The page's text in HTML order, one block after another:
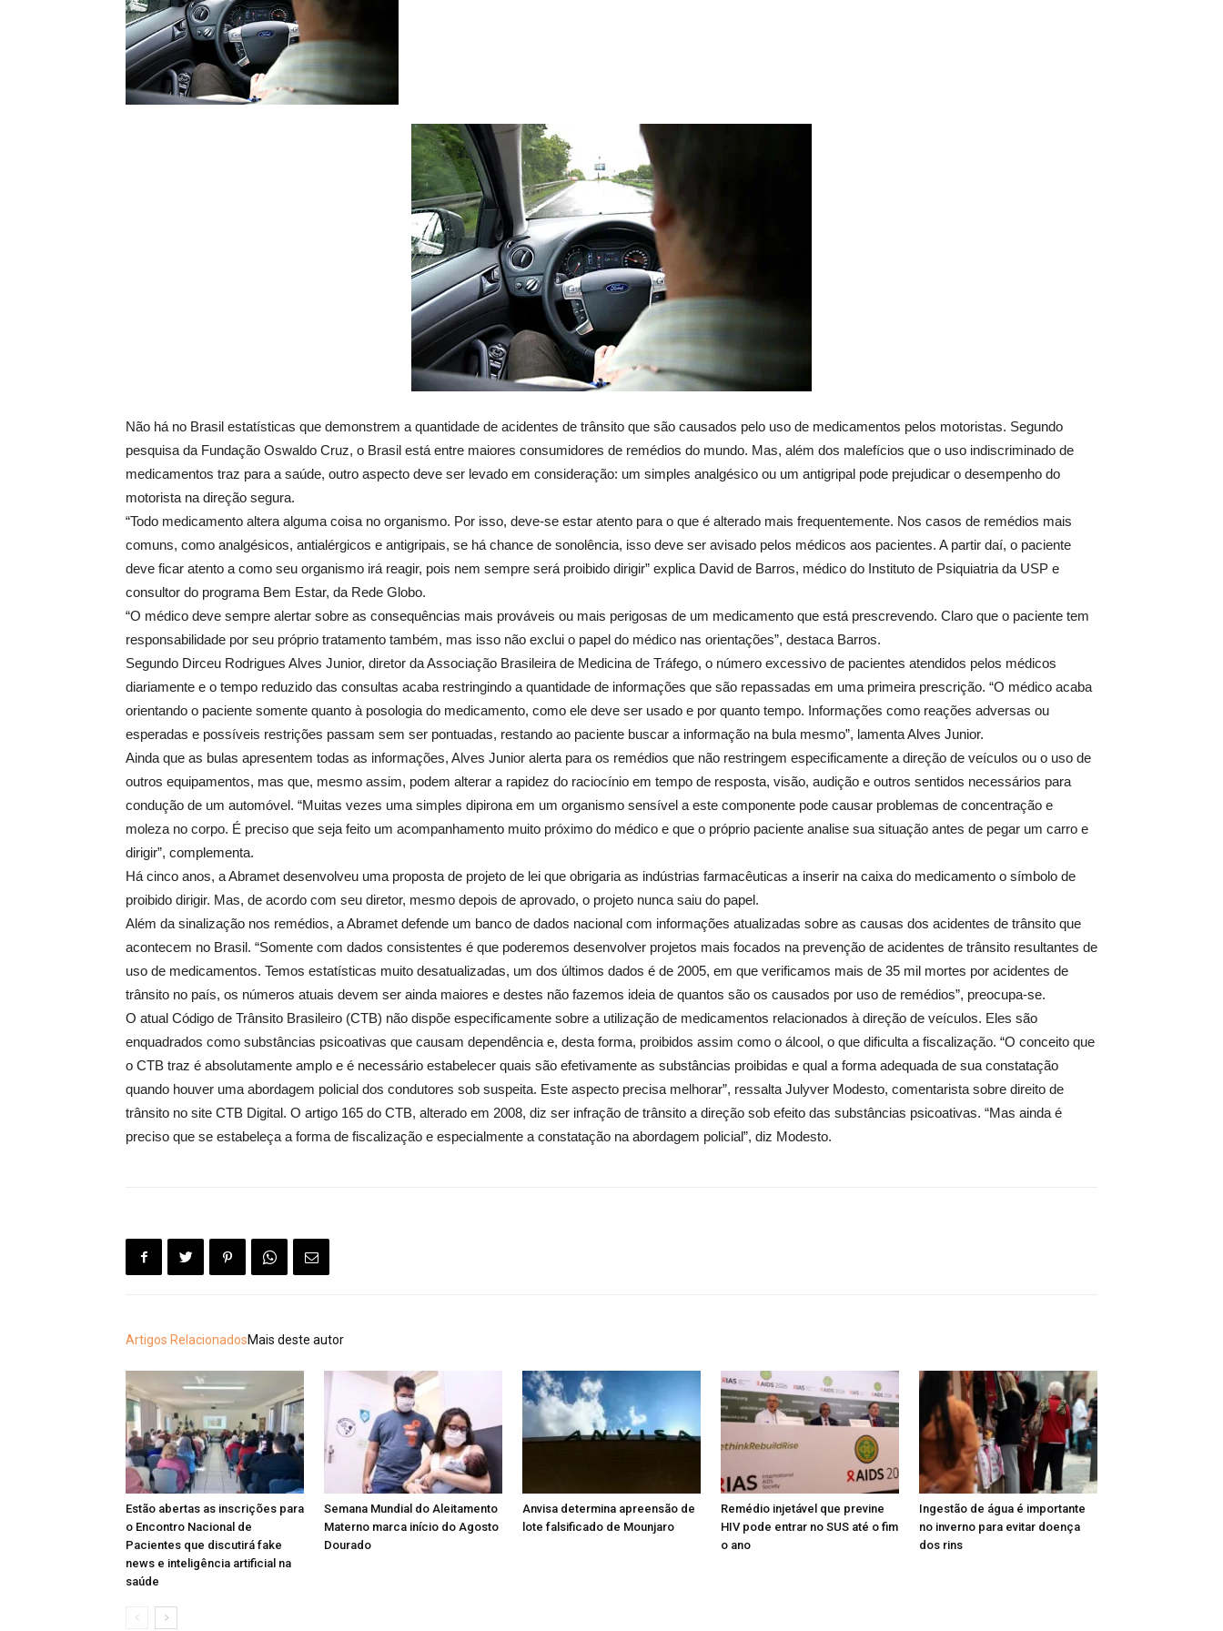
Não há no Brasil estatísticas que demonstrem a quantidade de acidentes de trânsito que são causados pelo uso de medicamentos pelos motoristas. Segundo
pesquisa da Fundação Oswaldo Cruz, o Brasil está entre maiores consumidores de remédios do mundo. Mas, além dos malefícios que o uso indiscriminado de
medicamentos traz para a saúde, outro aspecto deve ser levado em consideração: um simples analgésico ou um antigripal pode prejudicar o desempenho do
motorista na direção segura.
“Todo medicamento altera alguma coisa no organismo. Por isso, deve-se estar atento para o que é alterado mais frequentemente. Nos casos de remédios mais
comuns, como analgésicos, antialérgicos e antigripais, se há chance de sonolência, isso deve ser avisado pelos médicos aos pacientes. A partir daí, o paciente
deve ficar atento a como seu organismo irá reagir, pois nem sempre será proibido dirigir” explica David de Barros, médico do Instituto de Psiquiatria da USP e
consultor do programa Bem Estar, da Rede Globo.
“O médico deve sempre alertar sobre as consequências mais prováveis ou mais perigosas de um medicamento que está prescrevendo. Claro que o paciente tem
responsabilidade por seu próprio tratamento também, mas isso não exclui o papel do médico nas orientações”, destaca Barros.
Segundo Dirceu Rodrigues Alves Junior, diretor da Associação Brasileira de Medicina de Tráfego, o número excessivo de pacientes atendidos pelos médicos
diariamente e o tempo reduzido das consultas acaba restringindo a quantidade de informações que são repassadas em uma primeira prescrição. “O médico acaba
orientando o paciente somente quanto à posologia do medicamento, como ele deve ser usado e por quanto tempo. Informações como reações adversas ou
esperadas e possíveis restrições passam sem ser pontuadas, restando ao paciente buscar a informação na bula mesmo”, lamenta Alves Junior.
Ainda que as bulas apresentem todas as informações, Alves Junior alerta para os remédios que não restringem especificamente a direção de veículos ou o uso de
outros equipamentos, mas que, mesmo assim, podem alterar a rapidez do raciocínio em tempo de resposta, visão, audição e outros sentidos necessários para
condução de um automóvel. “Muitas vezes uma simples dipirona em um organismo sensível a este componente pode causar problemas de concentração e
moleza no corpo. É preciso que seja feito um acompanhamento muito próximo do médico e que o próprio paciente analise sua situação antes de pegar um carro e
dirigir”, complementa.
Há cinco anos, a Abramet desenvolveu uma proposta de projeto de lei que obrigaria as indústrias farmacêuticas a inserir na caixa do medicamento o símbolo de
proibido dirigir. Mas, de acordo com seu diretor, mesmo depois de aprovado, o projeto nunca saiu do papel.
Além da sinalização nos remédios, a Abramet defende um banco de dados nacional com informações atualizadas sobre as causas dos acidentes de trânsito que
acontecem no Brasil. “Somente com dados consistentes é que poderemos desenvolver projetos mais focados na prevenção de acidentes de trânsito resultantes de
uso de medicamentos. Temos estatísticas muito desatualizadas, um dos últimos dados é de 2005, em que verificamos mais de 35 mil mortes por acidentes de
trânsito no país, os números atuais devem ser ainda maiores e destes não fazemos ideia de quantos são os causados por uso de remédios”, preocupa-se.
O atual Código de Trânsito Brasileiro (CTB) não dispõe especificamente sobre a utilização de medicamentos relacionados à direção de veículos. Eles são
enquadrados como substâncias psicoativas que causam dependência e, desta forma, proibidos assim como o álcool, o que dificulta a fiscalização. “O conceito que
o CTB traz é absolutamente amplo e é necessário estabelecer quais são efetivamente as substâncias proibidas e qual a forma adequada de sua constatação
quando houver uma abordagem policial dos condutores sob suspeita. Este aspecto precisa melhorar”, ressalta Julyver Modesto, comentarista sobre direito de
trânsito no site CTB Digital. O artigo 165 do CTB, alterado em 2008, diz ser infração de trânsito a direção sob efeito das substâncias psicoativas. “Mas ainda é
preciso que se estabeleça a forma de fiscalização e especialmente a constatação na abordagem policial”, diz Modesto.
Artigos RelacionadosMais deste autor
Estão abertas as inscrições para
o Encontro Nacional de
Pacientes que discutirá fake
news e inteligência artificial na
saúde
Semana Mundial do Aleitamento
Materno marca início do Agosto
Dourado
Anvisa determina apreensão de
lote falsificado de Mounjaro
Remédio injetável que previne
HIV pode entrar no SUS até o fim
o ano
Ingestão de água é importante
no inverno para evitar doença
dos rins